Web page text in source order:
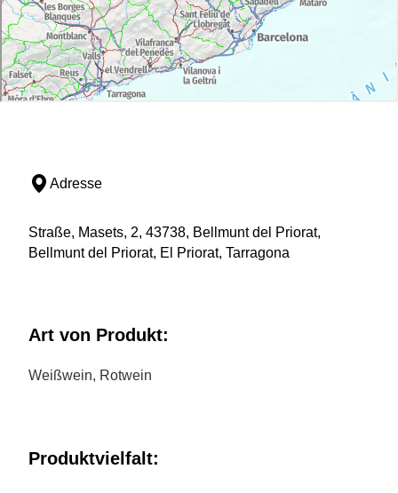
Adresse
Straße, Masets, 2, 43738, Bellmunt del Priorat,
Bellmunt del Priorat, El Priorat, Tarragona
Art von Produkt:
Weißwein, Rotwein
Produktvielfalt: